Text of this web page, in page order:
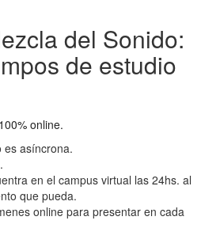
del Sonido:
de estudio
online.
es asíncrona.
en el campus virtual las 24hs. al
que pueda.
online para presentar en cada